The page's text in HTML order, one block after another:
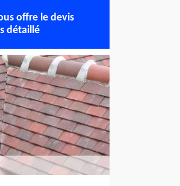
offre le devis
détaillé